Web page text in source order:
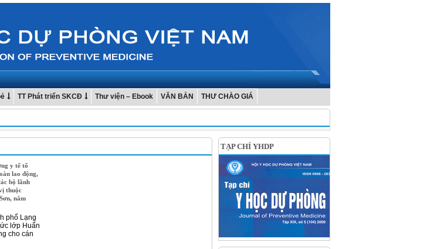
TT Phát triển SKCĐ Thư viện – Ebook VĂN BẢN THƯ CHÀO GIÁ
y tế tổ
lao động,
bộ lãnh
thuộc
năm
phố Lạng
lớp Huấn
cho cán
TẠP CHÍ YHDP